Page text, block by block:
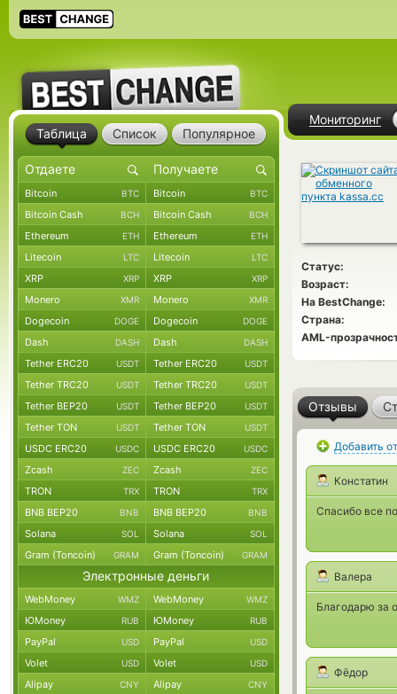
Мониторинг
Статус:
Возраст:
На BestChange:
Страна:
AML-
Отзывы
Добавить
Констатин
Спасибо все
Валера
Благодарю за
Фёдор
Таблица Список Популярное
Bitcoin BTC Bitcoin BTC
Bitcoin Cash BCH Bitcoin Cash BCH
Ethereum ETH Ethereum ETH
Litecoin LTC Litecoin LTC
XRP XRP XRP XRP
Monero XMR Monero XMR
Dogecoin DOGE Dogecoin DOGE
Dash DASH Dash DASH
Tether ERC20 USDT Tether ERC20 USDT
Tether TRC20 USDT Tether TRC20 USDT
Tether BEP20 USDT Tether BEP20 USDT
Tether TON USDT Tether TON USDT
USDC ERC20 USDC USDC ERC20 USDC
Zcash ZEC Zcash ZEC
TRON TRX TRON TRX
BNB BEP20 BNB BNB BEP20 BNB
Solana SOL Solana SOL
Gram (Toncoin) GRAM Gram (Toncoin) GRAM
Электронные деньги
WebMoney WMZ WebMoney WMZ
ЮMoney RUB ЮMoney RUB
PayPal USD PayPal USD
Volet USD Volet USD
Alipay CNY Alipay CNY